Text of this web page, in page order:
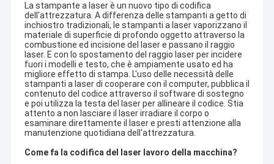
La stampante a laser è un nuovo tipo di codifica
dell'attrezzatura. A differenza delle stampanti a getto di
inchiostro tradizionali, le stampanti a laser vaporizzano il
materiale di superficie di profondo oggetto attraverso la
combustione ed incisione del laser e passano il raggio
laser. E con lo spostamento del raggio laser per incidere
fuori i modelli e testo, che è ampiamente usato ed ha
migliore effetto di stampa. L'uso delle necessità delle
stampanti a laser di cooperare con il computer, pubblica il
contenuto del codice attraverso il software di sostegno
e poi utilizza la testa del laser per allineare il codice. Stia
attento a non lasciare il laser irradiare il corpo o
esaminare direttamente il laser e presti attenzione alla
manutenzione quotidiana dell'attrezzatura.
Come fa la codifica del laser lavoro della macchina?